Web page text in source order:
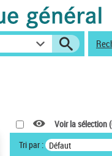
Voir la sélection (
Tri par : Défaut